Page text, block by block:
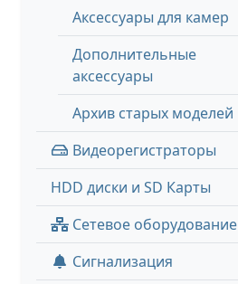
Аксессуары для камер
Дополнительные
аксессуары
Архив старых моделей
Видеорегистраторы
HDD диски и SD Карты
Сетевое оборудование
Сигнализация